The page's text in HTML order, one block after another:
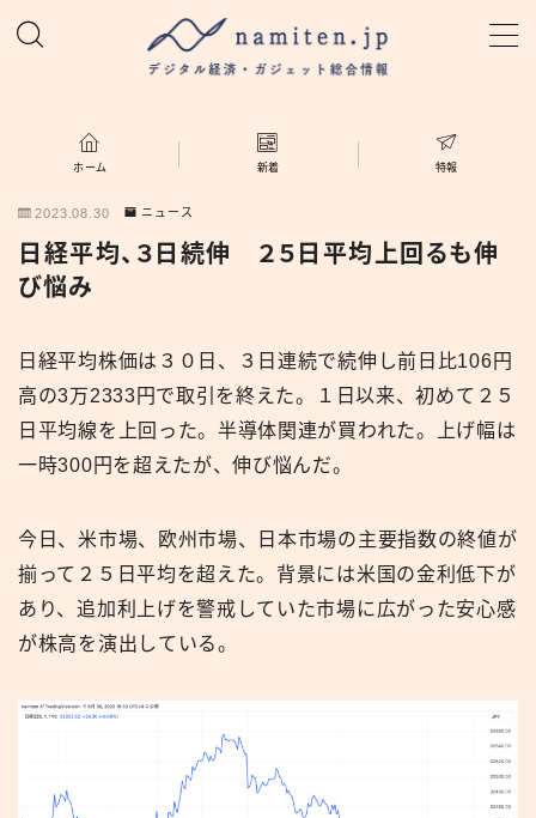
ホーム
新着
namiten.jp
ホーム 新着 特報
2023.08.30 ニュース
日経平均、３日続伸 ２５日平均上回るも伸
び悩み
日経平均株価は３０日、３日連続で続伸し前日比106円
高の3万2333円で取引を終えた。１日以来、初めて２５
日平均線を上回った。半導体関連が買われた。上げ幅は
一時300円を超えたが、伸び悩んだ。
今日、米市場、欧州市場、日本市場の主要指数の終値が
揃って２５日平均を超えた。背景には米国の金利低下が
あり、追加利上げを警戒していた市場に広がった安心感
が株高を演出している。